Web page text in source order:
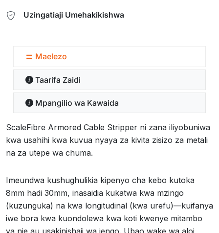
Uzingatiaji Umehakikishwa
Maelezo
Taarifa Zaidi
Mpangilio wa Kawaida
ScaleFibre Armored Cable Stripper ni zana iliyobuniwa
kwa usahihi kwa kuvua nyaya za kivita zisizo za metali
na za utepe wa chuma.
Imeundwa kushughulikia kipenyo cha kebo kutoka
8mm hadi 30mm, inasaidia kukatwa kwa mzingo
(kuzunguka) na kwa longitudinal (kwa urefu)—kuifanya
iwe bora kwa kuondolewa kwa koti kwenye mitambo
ya nje au usakinishaji wa jengo. Ubao wake wa aloi